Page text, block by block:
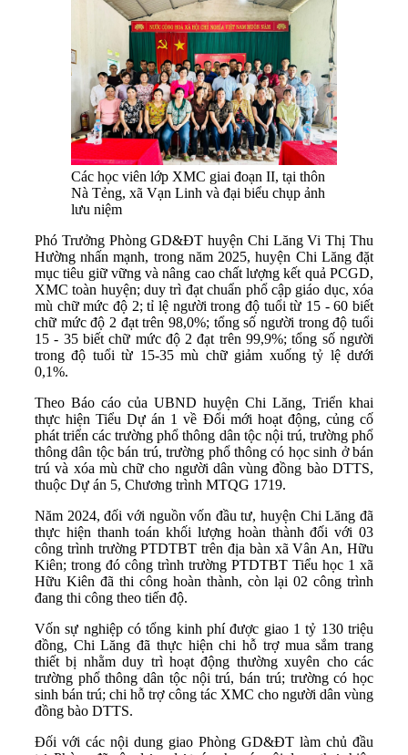
Các học viên lớp XMC giai đoạn II, tại thôn
Nà Tẻng, xã Vạn Linh và đại biểu chụp ảnh
lưu niệm
Phó Trưởng Phòng GD&ĐT huyện Chi Lăng Vi Thị Thu
Hường nhấn mạnh, trong năm 2025, huyện Chi Lăng đặt
mục tiêu giữ vững và nâng cao chất lượng kết quả PCGD,
XMC toàn huyện; duy trì đạt chuẩn phổ cập giáo dục, xóa
mù chữ mức độ 2; tỉ lệ người trong độ tuổi từ 15 - 60 biết
chữ mức độ 2 đạt trên 98,0%; tổng số người trong độ tuổi
15 - 35 biết chữ mức độ 2 đạt trên 99,9%; tổng số người
trong độ tuổi từ 15-35 mù chữ giảm xuống tỷ lệ dưới
0,1%.
Theo Báo cáo của UBND huyện Chi Lăng, Triển khai
thực hiện Tiểu Dự án 1 về Đổi mới hoạt động, củng cố
phát triển các trường phổ thông dân tộc nội trú, trường phổ
thông dân tộc bán trú, trường phổ thông có học sinh ở bán
trú và xóa mù chữ cho người dân vùng đồng bào DTTS,
thuộc Dự án 5, Chương trình MTQG 1719.
Năm 2024, đối với nguồn vốn đầu tư, huyện Chi Lăng đã
thực hiện thanh toán khối lượng hoàn thành đối với 03
công trình trường PTDTBT trên địa bàn xã Vân An, Hữu
Kiên; trong đó công trình trường PTDTBT Tiểu học 1 xã
Hữu Kiên đã thi công hoàn thành, còn lại 02 công trình
đang thi công theo tiến độ.
Vốn sự nghiệp có tổng kinh phí được giao 1 tỷ 130 triệu
đồng, Chi Lăng đã thực hiện chi hỗ trợ mua sắm trang
thiết bị nhằm duy trì hoạt động thường xuyên cho các
trường phổ thông dân tộc nội trú, bán trú; trường có học
sinh bán trú; chi hỗ trợ công tác XMC cho người dân vùng
đồng bào DTTS.
Đối với các nội dung giao Phòng GD&ĐT làm chủ đầu